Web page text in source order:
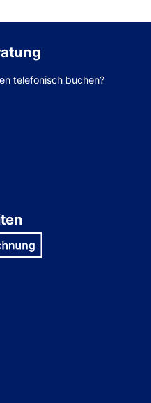
telefonisch buchen?